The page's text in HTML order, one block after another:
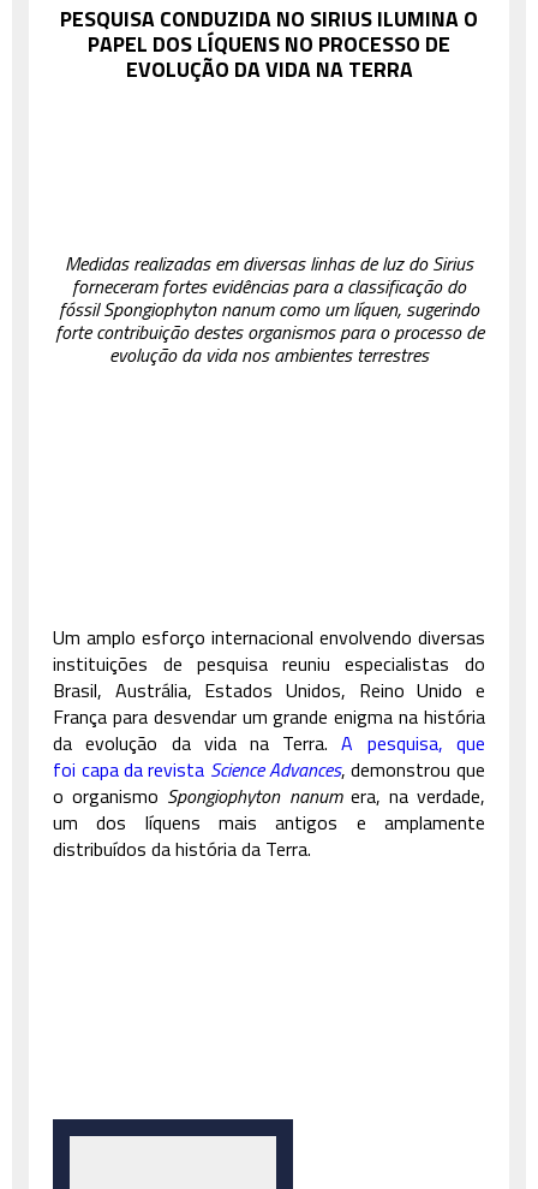
PESQUISA CONDUZIDA NO SIRIUS ILUMINA O
PAPEL DOS LÍQUENS NO PROCESSO DE
EVOLUÇÃO DA VIDA NA TERRA
Medidas realizadas em diversas linhas de luz do Sirius
forneceram fortes evidências para a classificação do
fóssil Spongiophyton nanum como um líquen, sugerindo
forte contribuição destes organismos para o processo de
evolução da vida nos ambientes terrestres
Um amplo esforço internacional envolvendo diversas
instituições de pesquisa reuniu especialistas do
Brasil, Austrália, Estados Unidos, Reino Unido e
França para desvendar um grande enigma na história
da evolução da vida na Terra.A pesquisa, que
foi capa da revista Science Advances, demonstrou que
o organismo Spongiophyton nanumera, na verdade,
um dos líquens mais antigos e amplamente
distribuídos da história da Terra.